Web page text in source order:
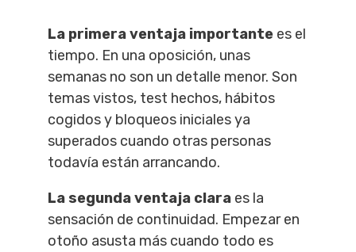
La primera ventaja importante es el
tiempo. En una oposición, unas
semanas no son un detalle menor. Son
temas vistos, test hechos, hábitos
cogidos y bloqueos iniciales ya
superados cuando otras personas
todavía están arrancando.
La segunda ventaja clara es la
sensación de continuidad. Empezar en
otoño asusta más cuando todo es